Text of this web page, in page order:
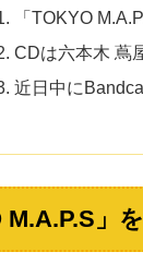
「TOKYO
CDは六本木 蔦
近日中に
M.A.P.S」